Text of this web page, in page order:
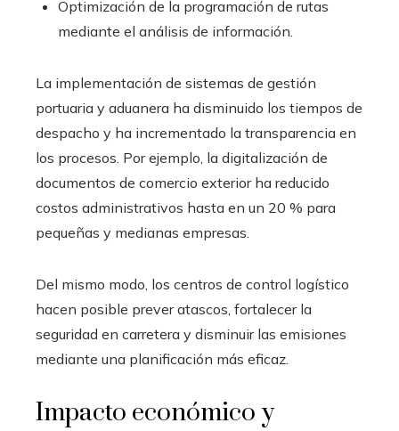
Optimización de la programación de rutas
mediante el análisis de información.
La implementación de sistemas de gestión
portuaria y aduanera ha disminuido los tiempos de
despacho y ha incrementado la transparencia en
los procesos. Por ejemplo, la digitalización de
documentos de comercio exterior ha reducido
costos administrativos hasta en un 20 % para
pequeñas y medianas empresas.
Del mismo modo, los centros de control logístico
hacen posible prever atascos, fortalecer la
seguridad en carretera y disminuir las emisiones
mediante una planificación más eficaz.
Impacto económico y